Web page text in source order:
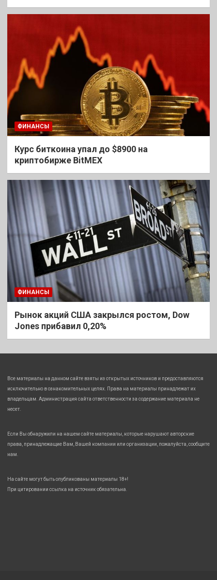
ФИНАНСЫ
Курс биткоина упал до $8900 на
криптобирже BitMEX
ФИНАНСЫ
Рынок акций США закрылся ростом, Dow
Jones прибавил 0,20%
Все материалы на данном сайте взяты из открытых источников и предоставляются
исключительно в ознакомительных целях. Права на материалы принадлежат их
владельцам. Администрация сайта ответственности за содержание материала не
несет.
Если Вы обнаружили на нашем сайте материалы, которые нарушают авторские
права, принадлежащие Вам, Вашей компании или организации, пожалуйста, сообщите
нам.
На сайте могут быть опубликованы материалы 18+!
При цитировании ссылка на источник обязательна.